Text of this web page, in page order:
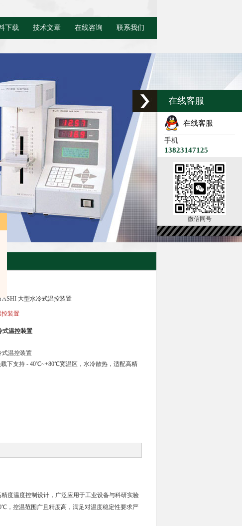
下载 技术文章 在线咨询 联系我们
大型水冷式温控装置
控装置
式温控装置
式温控装置
载下支持 - 40℃~+80℃宽温区，水冷散热，适配高精
度温度控制设计，广泛应用于工业设备与科研实验
，控温范围广且精度高，满足对温度稳定性要求严
在线客服
在线客服
手机
13823147125
微信同号